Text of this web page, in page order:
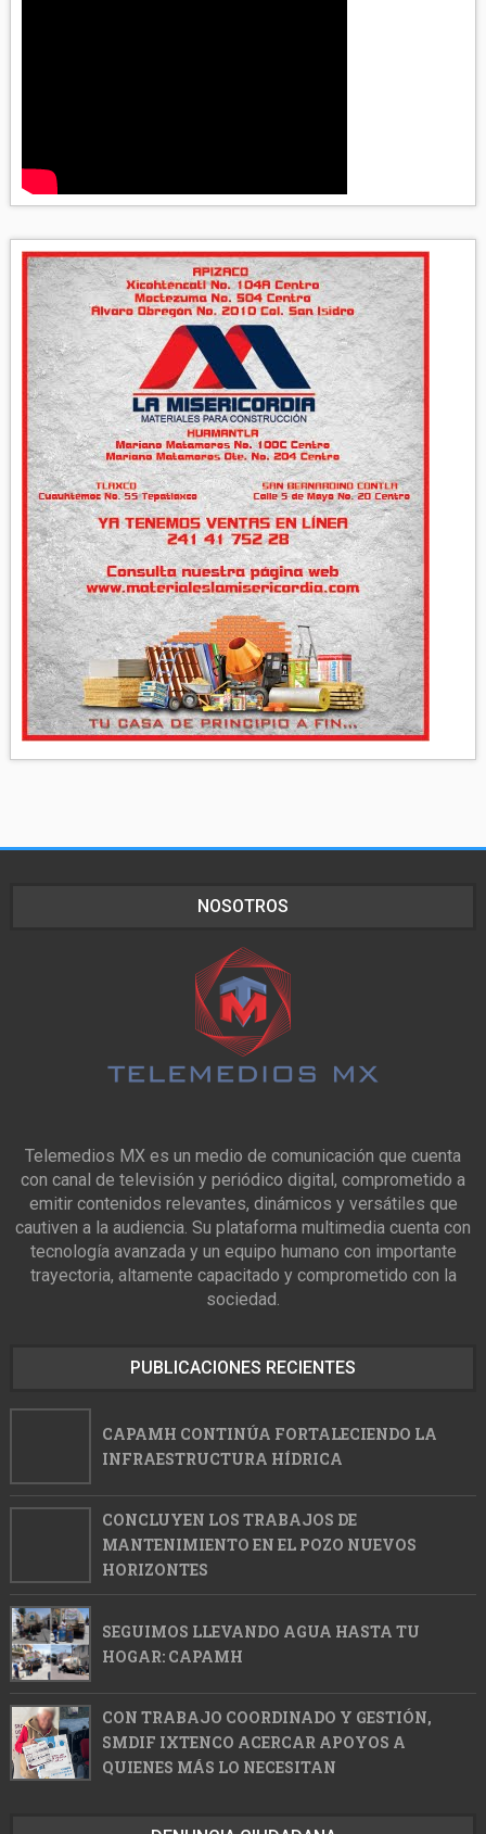
NOSOTROS
Telemedios MX es un medio de comunicación que cuenta
con canal de televisión y periódico digital, comprometido a
emitir contenidos relevantes, dinámicos y versátiles que
cautiven a la audiencia. Su plataforma multimedia cuenta con
tecnología avanzada y un equipo humano con importante
trayectoria, altamente capacitado y comprometido con la
sociedad.
PUBLICACIONES RECIENTES
CAPAMH CONTINÚA FORTALECIENDO LA
INFRAESTRUCTURA HÍDRICA
CONCLUYEN LOS TRABAJOS DE
MANTENIMIENTO EN EL POZO NUEVOS
HORIZONTES
SEGUIMOS LLEVANDO AGUA HASTA TU
HOGAR: CAPAMH
CON TRABAJO COORDINADO Y GESTIÓN,
SMDIF IXTENCO ACERCAR APOYOS A
QUIENES MÁS LO NECESITAN